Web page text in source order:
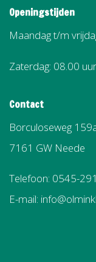
Openingstijden
Maandag t/m
Zaterdag: 08.00
Contact
Borculoseweg
7161 GW Neede
Telefoon: 0545-
E-mail: